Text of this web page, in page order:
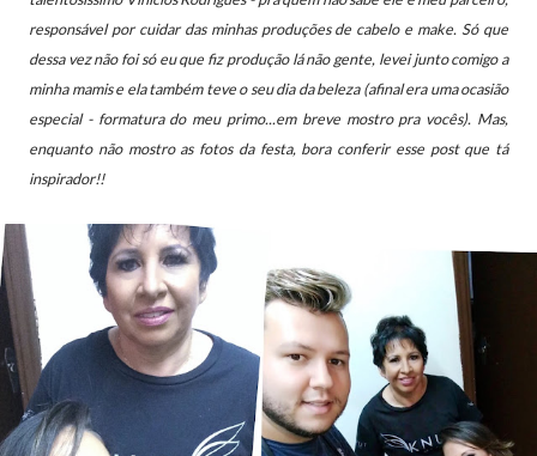
responsável por cuidar das minhas produções de cabelo e make. Só que
dessavez não foi só eu que fiz produção lá não gente, levei junto comigo a
minha mamis e ela também teve o seu dia da beleza (afinal era uma ocasião
especial - formatura do meu primo...em breve mostro pra vocês). Mas,
enquanto não mostro as fotos da festa, bora conferir esse post que tá
inspirador!!